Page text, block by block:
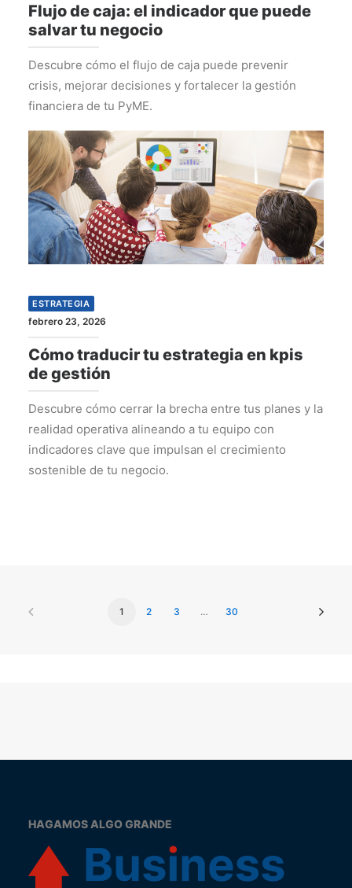
Flujo de caja: el indicador que puede
salvar tu negocio
Descubre cómo el flujo de caja puede prevenir
crisis, mejorar decisiones y fortalecer la gestión
financiera de tu PyME.
ESTRATEGIA
febrero 23, 2026
Cómo traducir tu estrategia en kpis
de gestión
Descubre cómo cerrar la brecha entre tus planes y la
realidad operativa alineando a tu equipo con
indicadores clave que impulsan el crecimiento
sostenible de tu negocio.
1 2 3 … 30
HAGAMOS ALGO GRANDE